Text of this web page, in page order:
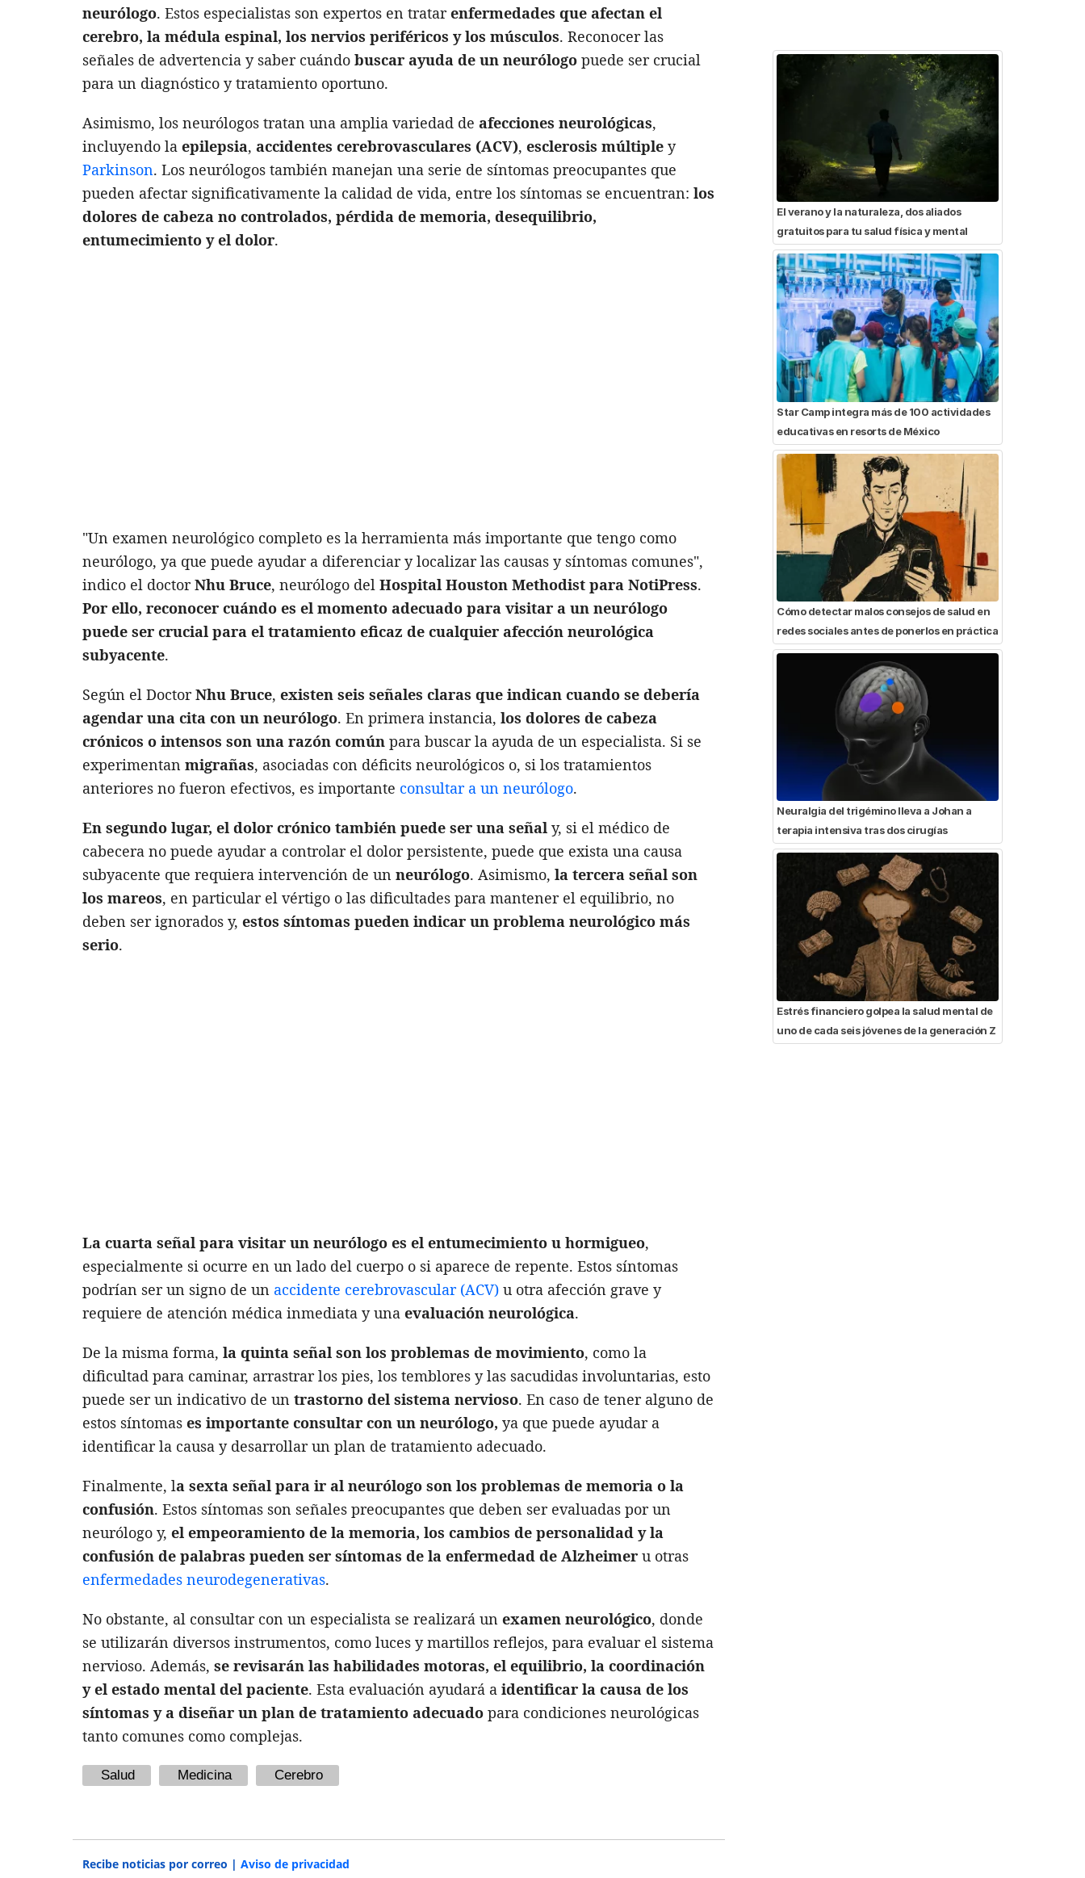
neurólogo. Estos especialistas son expertos en tratarenfermedades que afectan el
cerebro, la médula espinal, los nervios periféricos y los músculos. Reconocer las
señales de advertencia y saber cuándo buscar ayuda de un neurólogo puede ser crucial
para un diagnóstico y tratamiento oportuno.
Asimismo, los neurólogos tratan una amplia variedad de afecciones neurológicas,
incluyendo la epilepsia, accidentes cerebrovasculares (ACV), esclerosis múltiple y
Parkinson. Los neurólogos también manejan una serie de síntomas preocupantes que
pueden afectar significativamente la calidad de vida, entre los síntomas se encuentran: los
dolores de cabeza no controlados, pérdida de memoria, desequilibrio,
entumecimiento y el dolor.
"Un examen neurológico completo es la herramienta más importante que tengo como
neurólogo, ya que puede ayudar a diferenciar y localizar las causas y síntomas comunes",
indico el doctorNhu Bruce, neurólogo del Hospital Houston Methodist para NotiPress.
Por ello, reconocer cuándo es el momento adecuado para visitar a un neurólogo
puede ser crucial para el tratamiento eficaz de cualquier afección neurológica
subyacente.
Según el DoctorNhu Bruce, existen seis señales claras que indican cuando se debería
agendar una cita con un neurólogo. En primera instancia, los dolores de cabeza
crónicos o intensos son una razón común para buscar la ayuda de un especialista. Si se
experimentan migrañas, asociadas con déficits neurológicos o, si los tratamientos
anteriores no fueron efectivos, es importante consultar a un neurólogo.
En segundo lugar, el dolor crónico también puede ser una señal y, si el médico de
cabecera no puede ayudar a controlar el dolor persistente, puede que exista una causa
subyacente que requiera intervención de un neurólogo. Asimismo, la tercera señal son
los mareos, en particular el vértigo o las dificultades para mantener el equilibrio, no
deben ser ignorados y, estos síntomas pueden indicar un problema neurológico más
serio.
La cuarta señal para visitar un neurólogo es el entumecimiento u hormigueo,
especialmente si ocurre en un lado del cuerpo o si aparece de repente. Estos síntomas
podrían ser un signo de un accidente cerebrovascular (ACV) u otra afección grave y
requiere de atención médica inmediata y una evaluación neurológica.
De la misma forma, la quinta señal son los problemas de movimiento, como la
dificultad para caminar, arrastrar los pies, los temblores y las sacudidas involuntarias, esto
puede ser un indicativo de un trastorno del sistema nervioso. En caso de tener alguno de
estos síntomas es importante consultar con un neurólogo, ya que puede ayudar a
identificar la causa y desarrollar un plan de tratamiento adecuado.
Finalmente, la sexta señal para ir al neurólogo son los problemas de memoria o la
confusión. Estos síntomas son señales preocupantes que deben ser evaluadas por un
neurólogo y, el empeoramiento de la memoria, los cambios de personalidad y la
confusión de palabras pueden ser síntomas de la enfermedad de Alzheimer u otras
enfermedades neurodegenerativas.
No obstante, al consultar con un especialista se realizará un examen neurológico, donde
se utilizarán diversos instrumentos, como luces y martillos reflejos, para evaluar el sistema
nervioso. Además, se revisarán las habilidades motoras, el equilibrio, la coordinación
y el estado mental del paciente. Esta evaluación ayudará a identificar la causa de los
síntomas y a diseñar un plan de tratamiento adecuado para condiciones neurológicas
tanto comunes como complejas.
Salud Medicina Cerebro
Recibe noticias por correo | Aviso de privacidad
El verano y la naturaleza, dos aliados
gratuitos para tu salud física y mental
Star Camp integra más de 100 actividades
educativas en resorts de México
Cómo detectar malos consejos de salud en
redes sociales antes de ponerlos en práctica
Neuralgia del trigémino lleva a Johan a
terapia intensiva tras dos cirugías
Estrés financiero golpea la salud mental de
uno de cada seis jóvenes de la generación Z